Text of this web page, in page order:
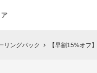
リングパック chevron_right 【早割15%オフ